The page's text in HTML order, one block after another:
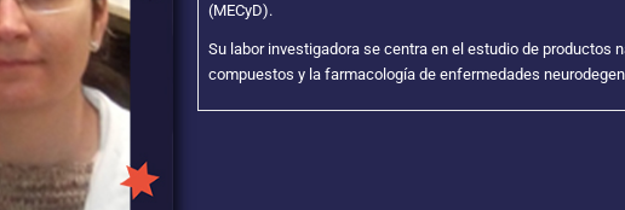
(MECyD).
Su labor investigadora se centra en el estudio de productos
compuestos y la farmacología de enfermedades